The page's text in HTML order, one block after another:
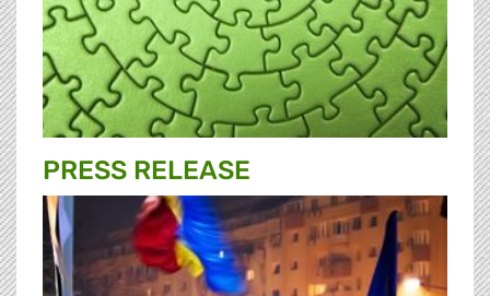
PRESS RELEASE